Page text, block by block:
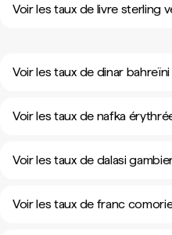
Voir les taux de livre sterling
Voir les taux de dinar
Voir les taux de nafka
Voir les taux de dalasi
Voir les taux de franc